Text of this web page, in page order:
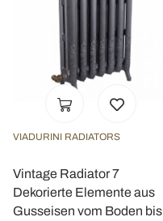
VIADURINI RADIATORS
Vintage Radiator 7
Dekorierte Elemente aus
Gusseisen vom Boden bis